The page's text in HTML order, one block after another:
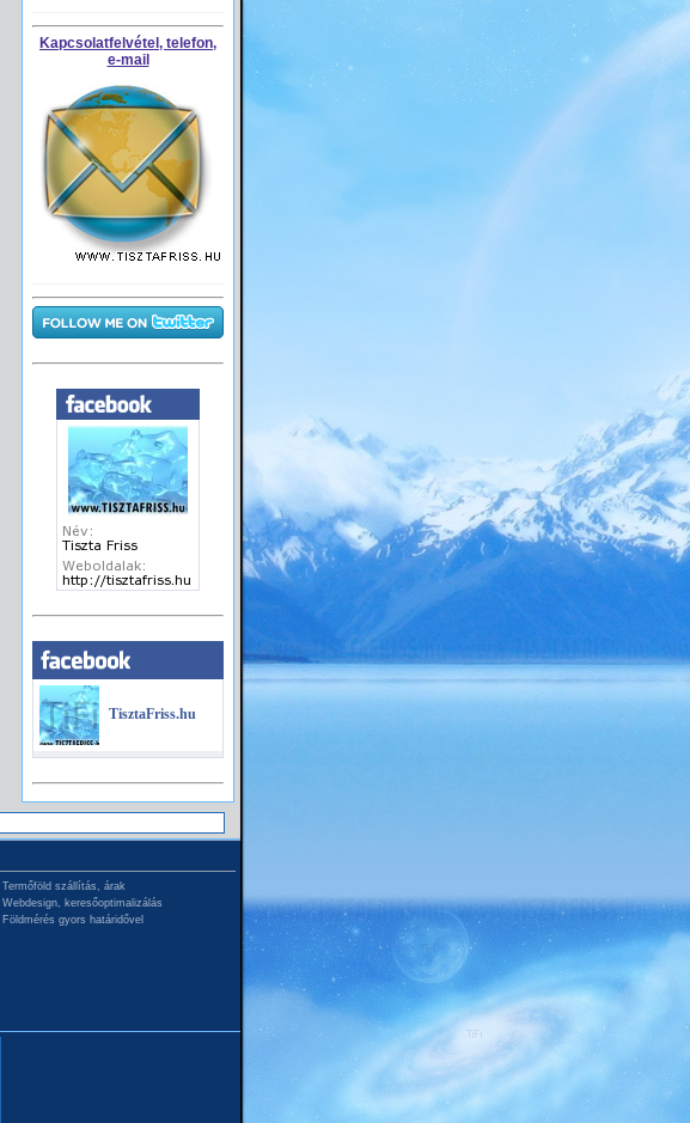
Kapcsolatfelvétel, telefon,
e-mail
TisztaFriss.hu
Termőföld szállítás, árak
Webdesign, keresőoptimalizálás
Földmérés gyors határidővel